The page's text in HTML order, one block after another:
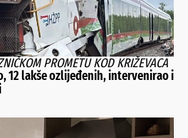
PROMETU KOD KRIŽEVACA
12 lakše ozlijeđenih, intervenirao i